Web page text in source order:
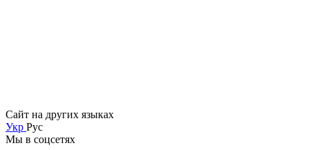
Сайт на других языках
Укр Рус
Мы в соцсетях